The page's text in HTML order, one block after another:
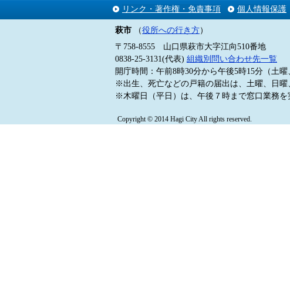
リンク・著作権・免責事項 個人情報保護
萩市 （役所への行き方）
〒758-8555 山口県萩市大字江向510番地
0838-25-3131(代表) 組織別問い合わせ先一覧
開庁時間：午前8時30分から午後5時15分（土
※出生、死亡などの戸籍の届出は、土曜、日曜
※木曜日（平日）は、午後７時まで窓口業務を
Copyright © 2014 Hagi City All rights reserved.